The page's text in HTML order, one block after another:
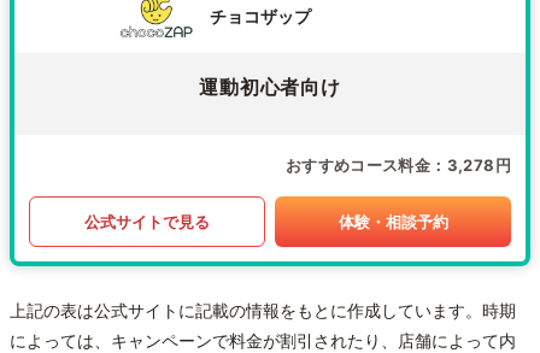
チョコザップ
運動初心者向け
おすすめコース料金 3,278円
公式サイトで見る 体験・相談予約
上記の表は公式サイトに記載の情報をもとに作成しています。時期
によっては、キャンペーンで料金が割引されたり、店舗によって内